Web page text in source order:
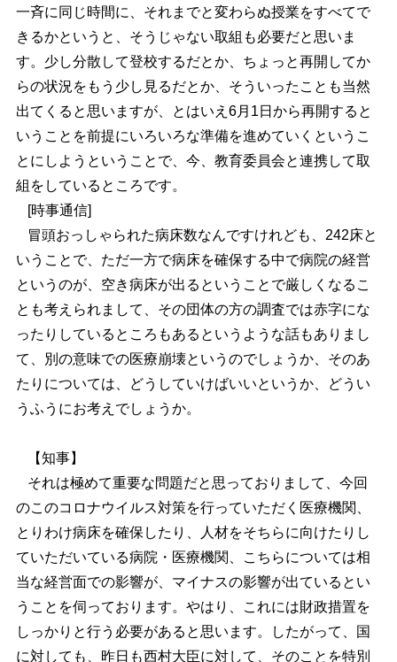
一斉に同じ時間に、それまでと変わらぬ授業をすべてで
きるかというと、そうじゃない取組も必要だと思いま
す。少し分散して登校するだとか、ちょっと再開してか
らの状況をもう少し見るだとか、そういったことも当然
出てくると思いますが、とはいえ6月1日から再開すると
いうことを前提にいろいろな準備を進めていくというこ
とにしようということで、今、教育委員会と連携して取
組をしているところです。
[時事通信]
冒頭おっしゃられた病床数なんですけれども、242床と
いうことで、ただ一方で病床を確保する中で病院の経営
というのが、空き病床が出るということで厳しくなるこ
とも考えられまして、その団体の方の調査では赤字にな
ったりしているところもあるというような話もありまし
て、別の意味での医療崩壊というのでしょうか、そのあ
たりについては、どうしていけばいいというか、どうい
うふうにお考えでしょうか。
【知事】
それは極めて重要な問題だと思っておりまして、今回
のこのコロナウイルス対策を行っていただく医療機関、
とりわけ病床を確保したり、人材をそちらに向けたりし
ていただいている病院・医療機関、こちらについては相
当な経営面での影響が、マイナスの影響が出ているとい
うことを伺っております。やはり、これには財政措置を
しっかりと行う必要があると思います。したがって、国
に対しても、昨日も西村大臣に対して、そのことを特別